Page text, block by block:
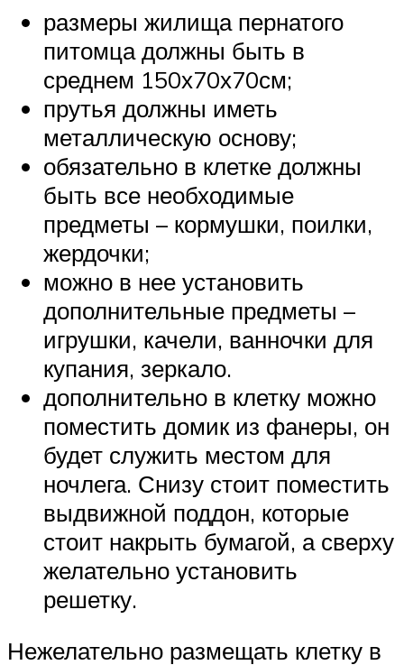
размеры жилища пернатого
питомца должны быть в
среднем 150х70х70см;
прутья должны иметь
металлическую основу;
обязательно в клетке должны
быть все необходимые
предметы – кормушки, поилки,
жердочки;
можно в нее установить
дополнительные предметы –
игрушки, качели, ванночки для
купания, зеркало.
дополнительно в клетку можно
поместить домик из фанеры, он
будет служить местом для
ночлега. Снизу стоит поместить
выдвижной поддон, которые
стоит накрыть бумагой, а сверху
желательно установить
решетку.
Нежелательно размещать клетку в